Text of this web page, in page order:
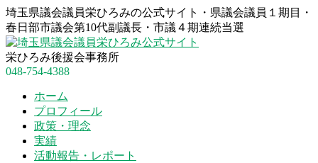
埼玉県議会議員栄ひろみの公式サイト・県議会議員１期目・
春日部市議会第10代副議長・市議４期連続当選
栄ひろみ後援会事務所
048-754-4388
ホーム
プロフィール
政策・理念
実績
活動報告・レポート